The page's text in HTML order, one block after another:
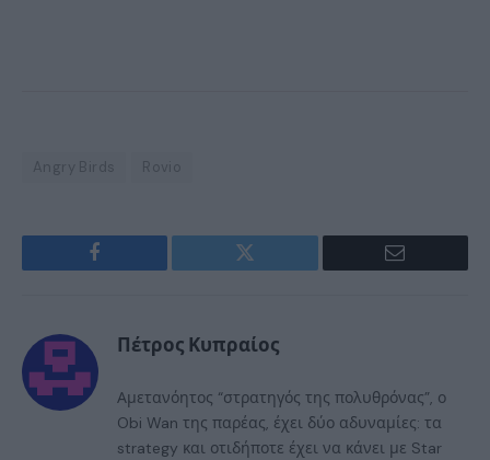
Angry Birds Rovio
Facebook Twitter Email
Πέτρος Κυπραίος
Αμετανόητος “στρατηγός της πολυθρόνας”, ο
Obi Wan της παρέας, έχει δύο αδυναμίες: τα
strategy και οτιδήποτε έχει να κάνει με Star